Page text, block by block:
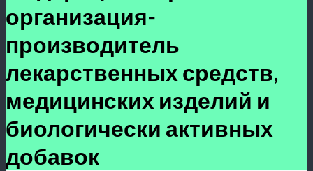
организация-
производитель
лекарственных средств,
медицинских изделий и
биологически активных
добавок